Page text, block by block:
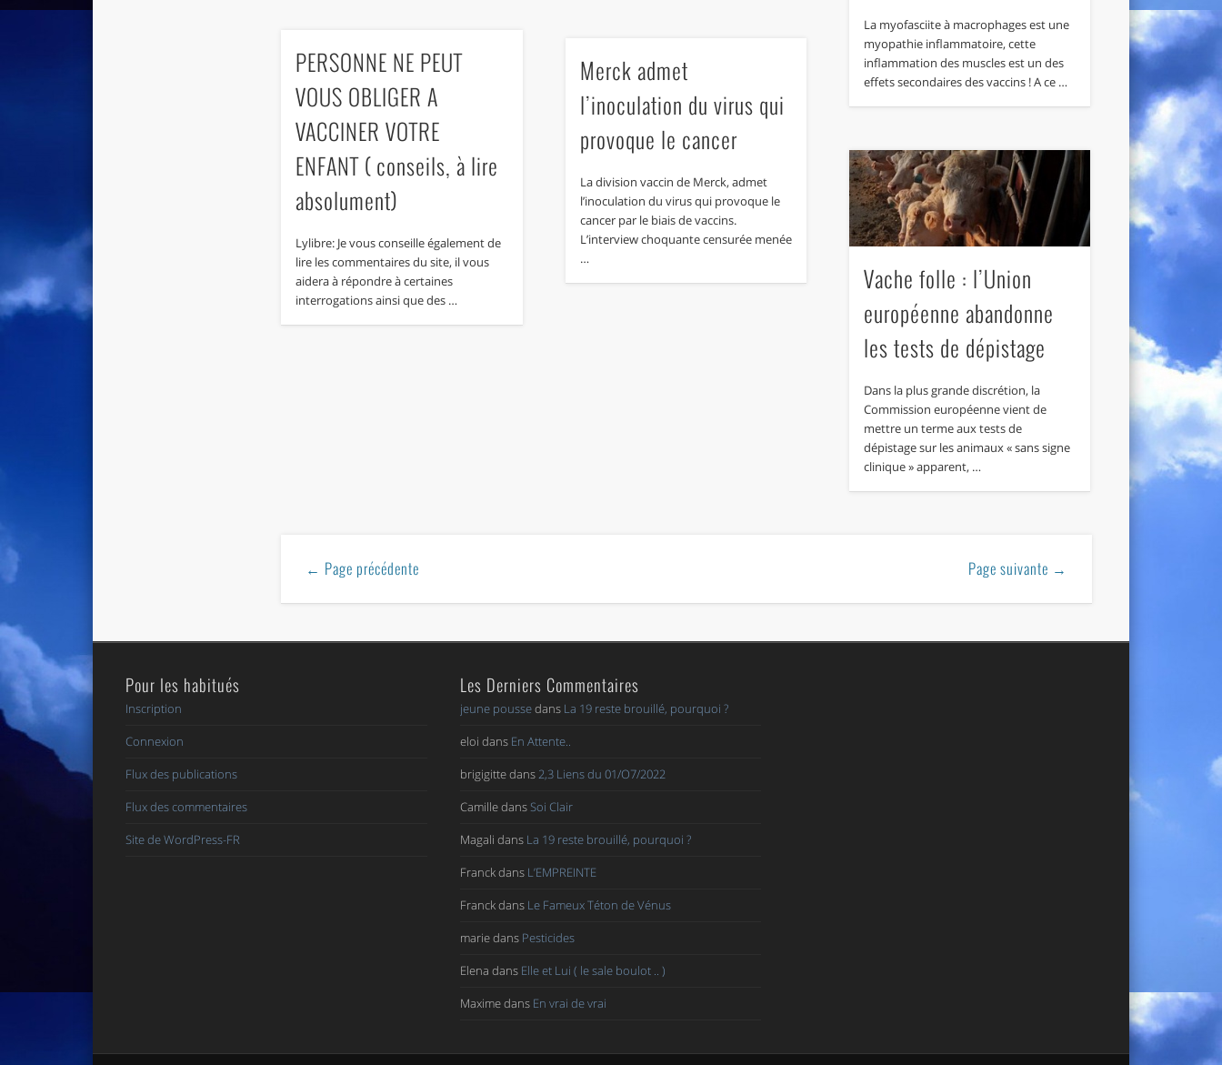
La myofasciite à macrophages est une
myopathie inflammatoire, cette
inflammation des muscles est un des
effets secondaires des vaccins ! A ce …
PERSONNE NE PEUT
VOUS OBLIGER A
VACCINER VOTRE
ENFANT ( conseils, à lire
absolument)
Lylibre: Je vous conseille également de
lire les commentaires du site, il vous
aidera à répondre à certaines
interrogations ainsi que des …
Merck admet
l’inoculation du virus qui
provoque le cancer
La division vaccin de Merck, admet
l’inoculation du virus qui provoque le
cancer par le biais de vaccins.
L’interview choquante censurée menée
…
Vache folle : l’Union
européenne abandonne
les tests de dépistage
Dans la plus grande discrétion, la
Commission européenne vient de
mettre un terme aux tests de
dépistage sur les animaux « sans signe
clinique » apparent, …
← Page précédente Page suivante →
Pour les habitués
Inscription
Connexion
Flux des publications
Flux des commentaires
Site de WordPress-FR
Les Derniers Commentaires
jeune poussedans La 19 reste brouillé, pourquoi ?
eloi dans En Attente..
brigigittedans 2,3 Liens du 01/O7/2022
Camilledans Soi Clair
Magali dans La 19 reste brouillé, pourquoi ?
Franckdans L’EMPREINTE
Franckdans Le Fameux Téton de Vénus
mariedans Pesticides
Elena dans Elle et Lui ( le sale boulot .. )
Maximedans En vrai de vrai